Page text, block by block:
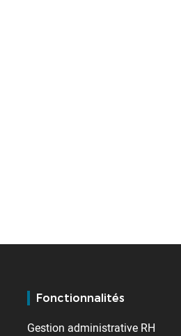
Fonctionnalités
Gestion administrative RH